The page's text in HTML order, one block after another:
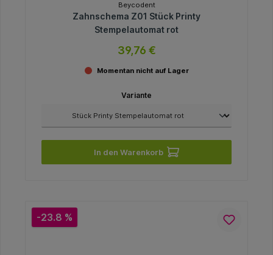
Beycodent
Zahnschema Z01 Stück Printy
Stempelautomat rot
39,76 €
Momentan nicht auf Lager
Variante
In den Warenkorb
-23.8 %